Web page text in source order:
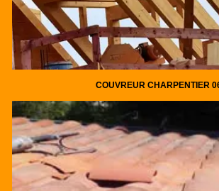
COUVREUR CHARPENTIER